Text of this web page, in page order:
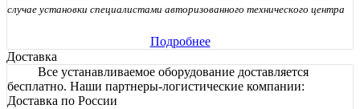
случае установки специалистами авторизованного технического центра
Подробнее
Доставка
Все устанавливаемое оборудование доставляется
бесплатно. Наши партнеры-логистические компании:
Доставка по России